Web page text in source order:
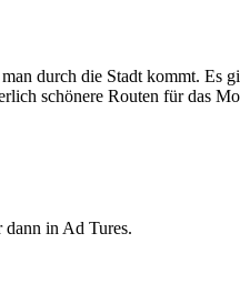
durch die Stadt kommt. Es
schönere Routen für das
dann in Ad Tures.